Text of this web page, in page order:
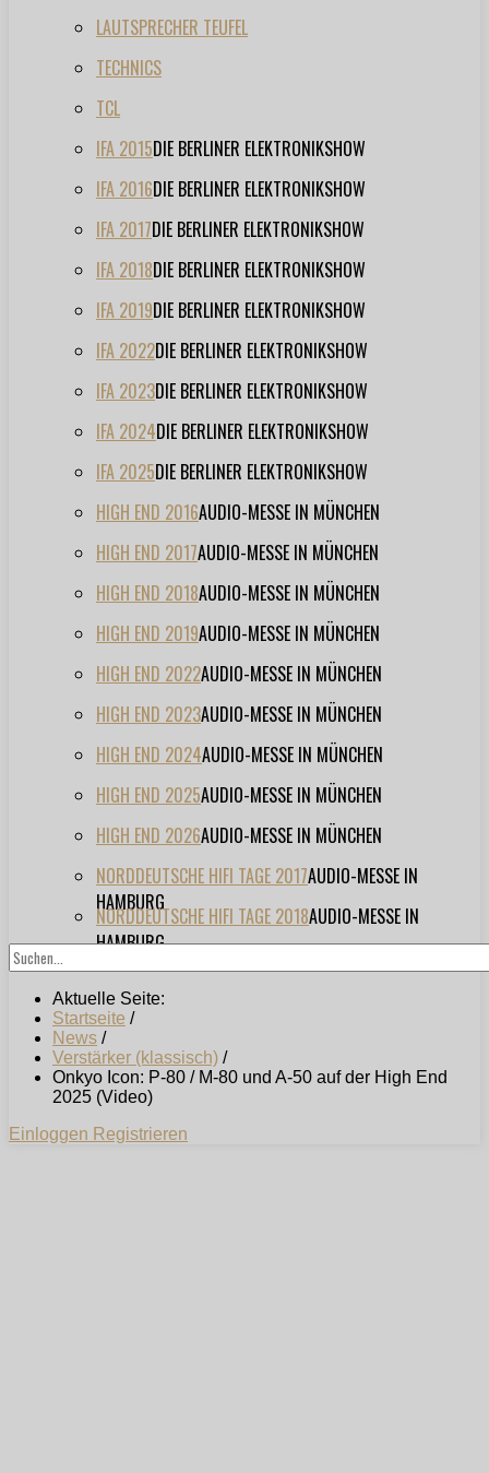
LAUTSPRECHER TEUFEL
TECHNICS
TCL
IFA 2015DIE BERLINER ELEKTRONIKSHOW
IFA 2016DIE BERLINER ELEKTRONIKSHOW
IFA 2017DIE BERLINER ELEKTRONIKSHOW
IFA 2018DIE BERLINER ELEKTRONIKSHOW
IFA 2019DIE BERLINER ELEKTRONIKSHOW
IFA 2022DIE BERLINER ELEKTRONIKSHOW
IFA 2023DIE BERLINER ELEKTRONIKSHOW
IFA 2024DIE BERLINER ELEKTRONIKSHOW
IFA 2025DIE BERLINER ELEKTRONIKSHOW
HIGH END 2016AUDIO-MESSE IN MÜNCHEN
HIGH END 2017AUDIO-MESSE IN MÜNCHEN
HIGH END 2018AUDIO-MESSE IN MÜNCHEN
HIGH END 2019AUDIO-MESSE IN MÜNCHEN
HIGH END 2022AUDIO-MESSE IN MÜNCHEN
HIGH END 2023AUDIO-MESSE IN MÜNCHEN
HIGH END 2024AUDIO-MESSE IN MÜNCHEN
HIGH END 2025AUDIO-MESSE IN MÜNCHEN
HIGH END 2026AUDIO-MESSE IN MÜNCHEN
NORDDEUTSCHE HIFI TAGE 2017AUDIO-MESSE IN
HAMBURG
NORDDEUTSCHE HIFI TAGE 2018AUDIO-MESSE IN
HAMBURG
Aktuelle Seite:
Startseite /
News /
Verstärker (klassisch) /
Onkyo Icon: P-80 / M-80 und A-50 auf der High End
2025 (Video)
Einloggen Registrieren